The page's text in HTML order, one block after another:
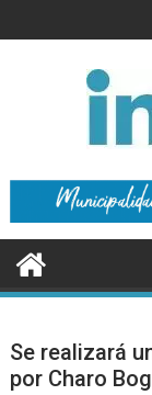
al
Se realizará
por Charo